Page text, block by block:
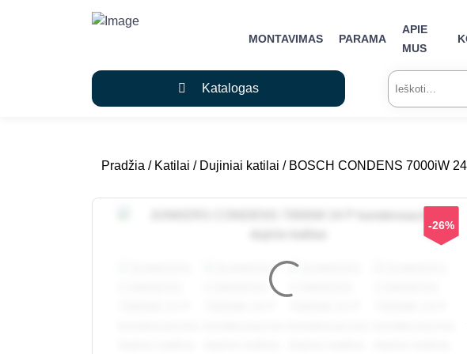
MONTAVIMAS PARAMA
APIE
MUS
Katalogas
Ieškoti:
Pradžia / Katilai / Dujiniai katilai / BOSCH CONDENS 7000iW
-26%